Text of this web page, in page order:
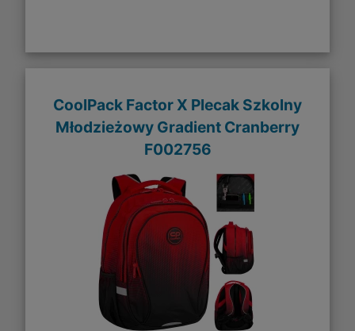
CoolPack Factor X Plecak Szkolny
Młodzieżowy Gradient Cranberry
F002756